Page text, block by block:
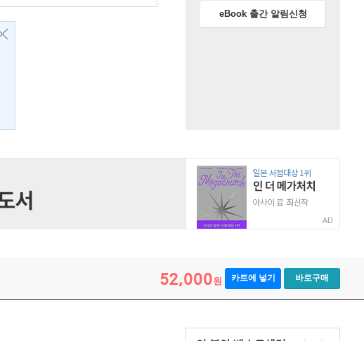
eBook 출간 알림신청
AD
52,000원 카트에 넣기 바로구매